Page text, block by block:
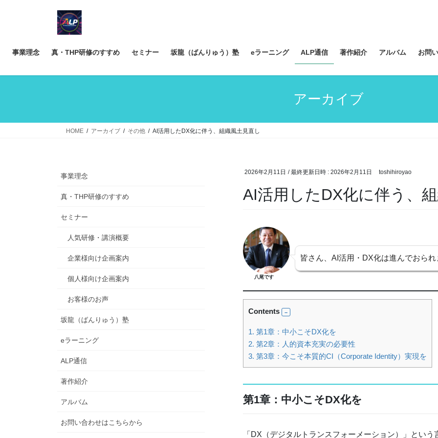
ス
ン
事業理念 真・THP研修のすすめ セミナー 坂龍（ばんりゅう）塾 eラーニング ALP通信 著作紹介 アルバム お問
アーカイブ
HOME アーカイブ その他 AI活用したDX化に伴う、組織風土見直し
2026年2月11日 / 最終更新日時 : 2026年2月11日 toshihiroyao
AI活用したDX化に伴う、
八尾です
皆さん、AI活用・DX化は進んでおられ
Contents
1. 第1章：中小こそDX化を
2. 第2章：人的資本充実の必要性
3. 第3章：今こそ本質的CI（Corporate Identity）実現を
第1章：中小こそDX化を
「DX（デジタルトランスフォーメーション）」という
事業理念
真・THP研修のすすめ
セミナー
人気研修・講演概要
企業様向け企画案内
個人様向け企画案内
お客様のお声
坂龍（ばんりゅう）塾
eラーニング
ALP通信
著作紹介
アルバム
お問い合わせはこちらから